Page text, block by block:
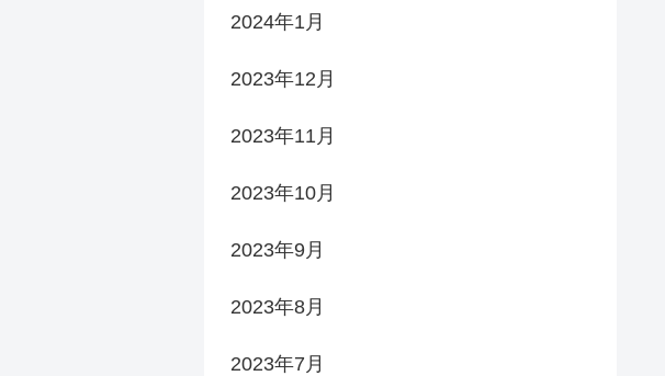
2024年1月
2023年12月
2023年11月
2023年10月
2023年9月
2023年8月
2023年7月